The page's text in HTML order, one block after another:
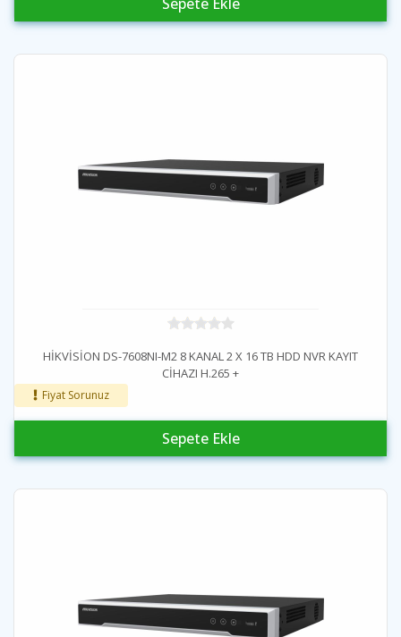
Sepete Ekle
HİKVİSİON DS-7608NI-M2 8 KANAL 2 X 16 TB HDD NVR KAYIT
CİHAZI H.265 +
Fiyat Sorunuz
Sepete Ekle